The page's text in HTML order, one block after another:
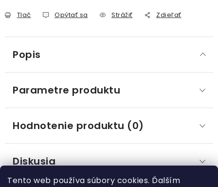
Tento web používa súbory cookies. Ďalším
Tlač Opýtať sa Strážiť Zdieľať
Popis
Parametre produktu
Hodnotenie produktu (0)
Diskusia